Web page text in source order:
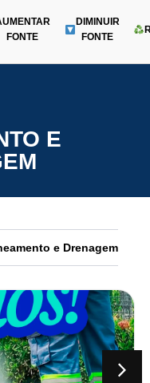
Menu
FONTE
DIMINUIR
FONTE
E
e Drenagem